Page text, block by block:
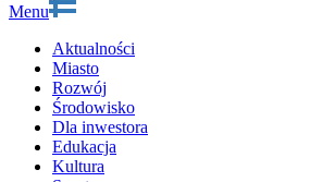
Menu
Aktualności
Miasto
Rozwój
Środowisko
Dla inwestora
Edukacja
Kultura